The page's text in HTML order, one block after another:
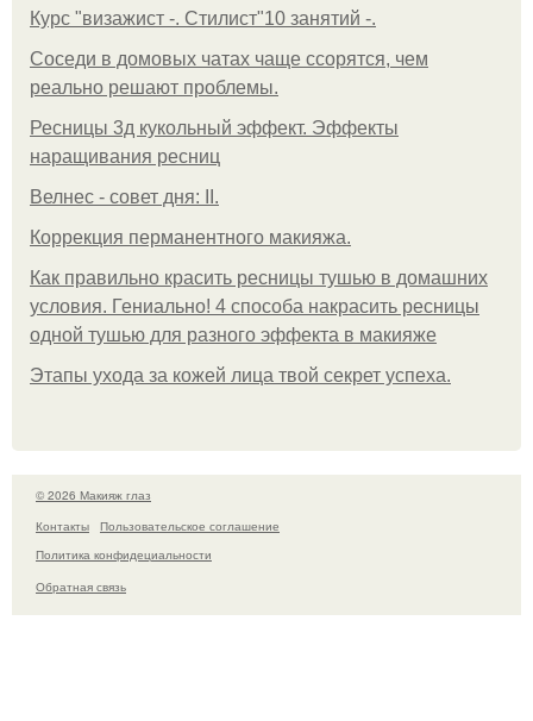
Курс "визажист -. Стилист"10 занятий -.
Соседи в домовых чатах чаще ссорятся, чем
реально решают проблемы.
Ресницы 3д кукольный эффект. Эффекты
наращивания ресниц
Велнес - совет дня: II.
Коррекция перманентного макияжа.
Как правильно красить ресницы тушью в домашних
условия. Гениально! 4 способа накрасить ресницы
одной тушью для разного эффекта в макияже
Этапы ухода за кожей лица твой секрет успеха.
© 2026 Макияж глаз
Контакты
Пользовательское соглашение
Политика конфидециальности
Обратная связь